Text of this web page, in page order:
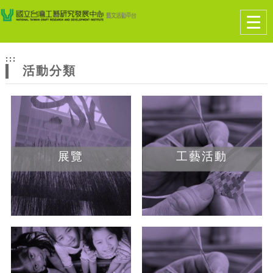
網
站
主
題
跳到主要內容
網站導覽
:::
活動分類
展覽 工藝活動